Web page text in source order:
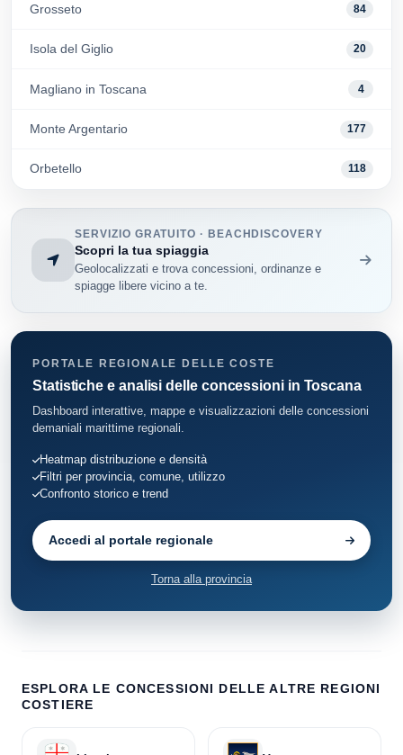
Grosseto 84
Isola del Giglio 20
Magliano in Toscana 4
Monte Argentario 177
Orbetello 118
SERVIZIO GRATUITO · BEACHDISCOVERY
Scopri la tua spiaggia
Geolocalizzati e trova concessioni, ordinanze e
spiagge libere vicino a te.
PORTALE REGIONALE DELLE COSTE
Statistiche e analisi delle concessioni in Toscana
Dashboard interattive, mappe e visualizzazioni delle concessioni
demaniali marittime regionali.
Heatmap distribuzione e densità
Filtri per provincia, comune, utilizzo
Confronto storico e trend
Accedi al portale regionale
Torna alla provincia
ESPLORA LE CONCESSIONI DELLE ALTRE REGIONI
COSTIERE